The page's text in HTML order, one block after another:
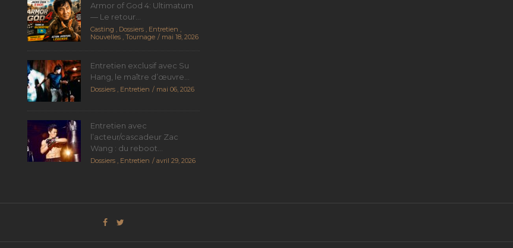
Armor of God 4: Ultimatum
— Le retour...
Casting , Dossiers , Entretien ,
Nouvelles , Tournage mai 18, 2026
Entretien exclusif avec Su
Hang, le maître d’œuvre...
Dossiers , Entretien mai 06, 2026
Entretien avec
l’acteur/cascadeur Zac
Wang : du reboot...
Dossiers , Entretien avril 29, 2026